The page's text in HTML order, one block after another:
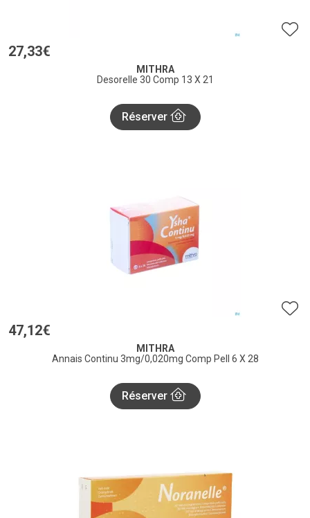
27,33€
MITHRA
Desorelle 30 Comp 13 X 21
Réserver
47,12€
MITHRA
Annais Continu 3mg/0,020mg Comp Pell 6 X 28
Réserver